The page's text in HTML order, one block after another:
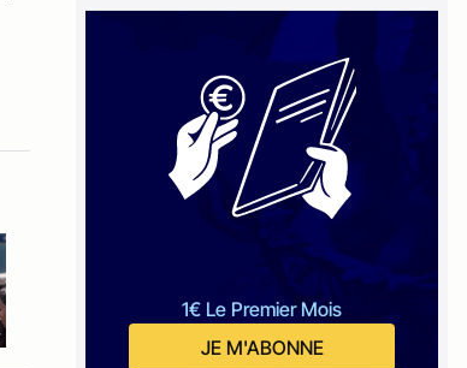
1€ Le Premier Mois
JE M'ABONNE